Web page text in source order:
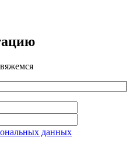
данных